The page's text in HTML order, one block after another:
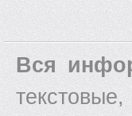
Вся